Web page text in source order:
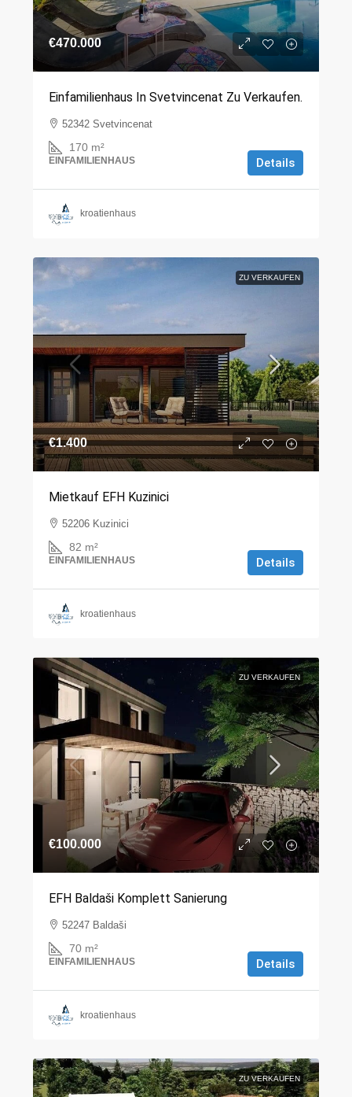
€470.000
Einfamilienhaus In Svetvincenat Zu Verkaufen.
52342 Svetvincenat
170 m²
EINFAMILIENHAUS Details
kroatienhaus
ZU VERKAUFEN
€1.400
Mietkauf EFH Kuzinici
52206 Kuzinici
82 m²
EINFAMILIENHAUS Details
kroatienhaus
ZU VERKAUFEN
€100.000
EFH Baldaši Komplett Sanierung
52247 Baldaši
70 m²
EINFAMILIENHAUS Details
kroatienhaus
ZU VERKAUFEN